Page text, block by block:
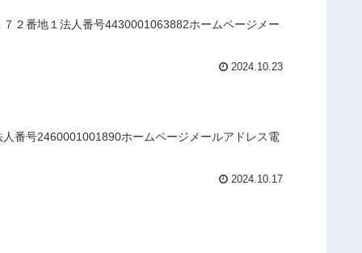
２番地１法人番号4430001063882ホームページメー
2024.10.23
番号2460001001890ホームページメールアドレス電
2024.10.17